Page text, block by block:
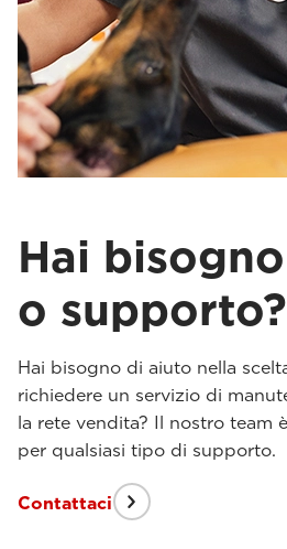
Hai
o supporto?
Hai bisogno di aiuto nella
richiedere un servizio di
la rete vendita? Il nostro team
per qualsiasi tipo di supporto.
Contattaci